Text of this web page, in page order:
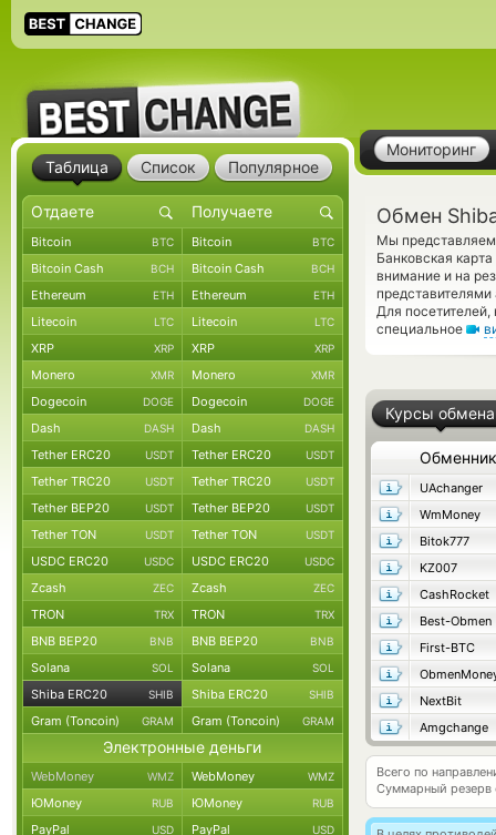
Мониторинг
Обмен
Мы представляем
Банковская
внимание и на
Для
специальное
Курсы обмена
Обменник
UAchanger
WmMoney
Bitok777
KZ007
CashRocket
Best-Obmen
First-BTC
NextBit
Amgchange
Всего по
Суммарный резерв
Таблица Список Популярное
Bitcoin BTC Bitcoin BTC
Bitcoin Cash BCH Bitcoin Cash BCH
Ethereum ETH Ethereum ETH
Litecoin LTC Litecoin LTC
XRP XRP XRP XRP
Monero XMR Monero XMR
Dogecoin DOGE Dogecoin DOGE
Dash DASH Dash DASH
Tether ERC20 USDT Tether ERC20 USDT
Tether TRC20 USDT Tether TRC20 USDT
Tether BEP20 USDT Tether BEP20 USDT
Tether TON USDT Tether TON USDT
USDC ERC20 USDC USDC ERC20 USDC
Zcash ZEC Zcash ZEC
TRON TRX TRON TRX
BNB BEP20 BNB BNB BEP20 BNB
Solana SOL Solana SOL
Shiba ERC20 SHIB Shiba ERC20 SHIB
Gram (Toncoin) GRAM Gram (Toncoin) GRAM
Электронные деньги
WebMoney WMZ WebMoney WMZ
ЮMoney RUB ЮMoney RUB
PayPal USD PayPal USD